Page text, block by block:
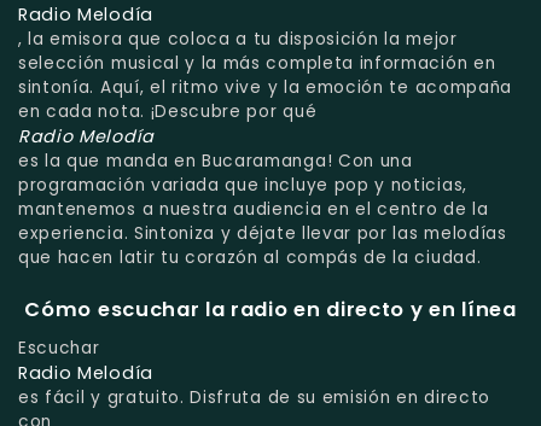
Radio Melodía
, la emisora que coloca a tu disposición la mejor
selección musical y la más completa información en
sintonía. Aquí, el ritmo vive y la emoción te acompaña
en cada nota. ¡Descubre por qué
Radio Melodía
es la que manda en Bucaramanga! Con una
programación variada que incluye pop y noticias,
mantenemos a nuestra audiencia en el centro de la
experiencia. Sintoniza y déjate llevar por las melodías
que hacen latir tu corazón al compás de la ciudad.
Cómo escuchar la radio en directo y en línea
Escuchar
Radio Melodía
es fácil y gratuito. Disfruta de su emisión en directo